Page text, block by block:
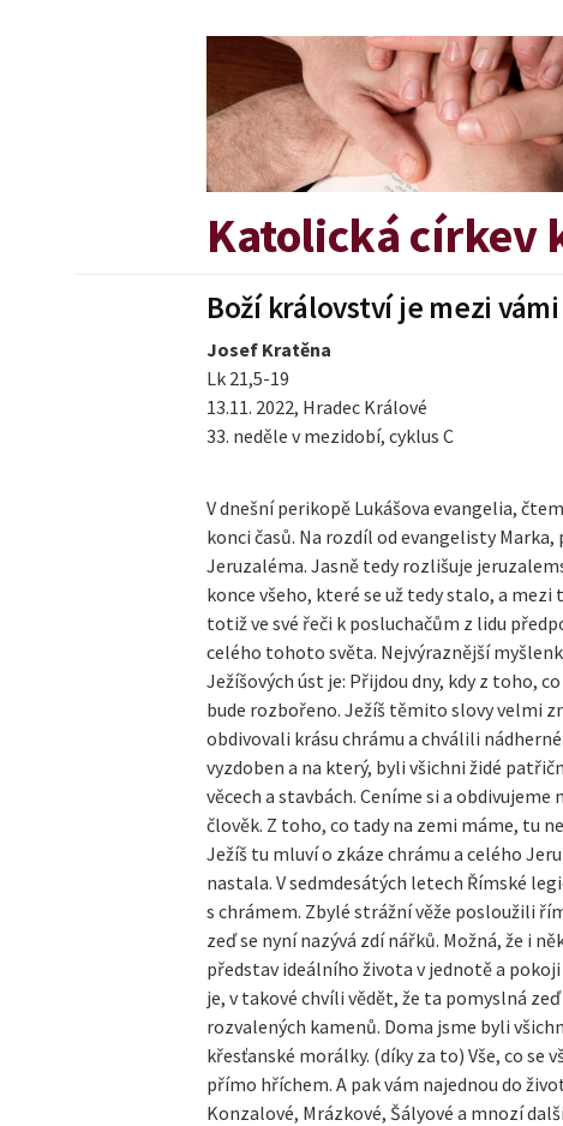
Katolická církev
Boží království je mezi vámi
Josef Kratěna
Lk 21,5-19
13.11. 2022, Hradec Králové
33. neděle v mezidobí, cyklus C
V dnešní perikopě Lukášova evangelia,
konci časů. Na rozdíl od evangelisty
Jeruzaléma. Jasně tedy rozlišuje
konce všeho, které se už tedy stalo, a mezi
totiž ve své řeči k posluchačům z lidu
celého tohoto světa. Nejvýraznější
Ježíšových úst je: Přijdou dny, kdy z toho,
bude rozbořeno. Ježíš těmito slovy velmi
obdivovali krásu chrámu a chválili
vyzdoben a na který, byli všichni židé
věcech a stavbách. Ceníme si a
člověk. Z toho, co tady na zemi máme, tu
Ježíš tu mluví o zkáze chrámu a celého
nastala. V sedmdesátých letech Římské
s chrámem. Zbylé strážní věže posloužili
zeď se nyní nazývá zdí nářků. Možná, že i
představ ideálního života v jednotě a
je, v takové chvíli vědět, že ta pomyslná
rozvalených kamenů. Doma jsme byli
křesťanské morálky. (díky za to) Vše, co
přímo hříchem. A pak vám najednou do
Konzalové, Mrázkové, Šályové a mnozí